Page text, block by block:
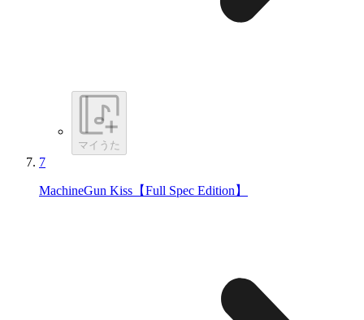
マイうた
7
MachineGun Kiss【Full Spec Edition】